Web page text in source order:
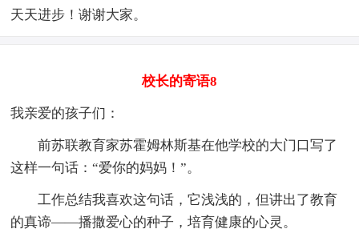
天天进步！谢谢大家。
校长的寄语8
我亲爱的孩子们：
前苏联教育家苏霍姆林斯基在他学校的大门口写了
这样一句话：“爱你的妈妈！”。
工作总结我喜欢这句话，它浅浅的，但讲出了教育
的真谛——播撒爱心的种子，培育健康的心灵。